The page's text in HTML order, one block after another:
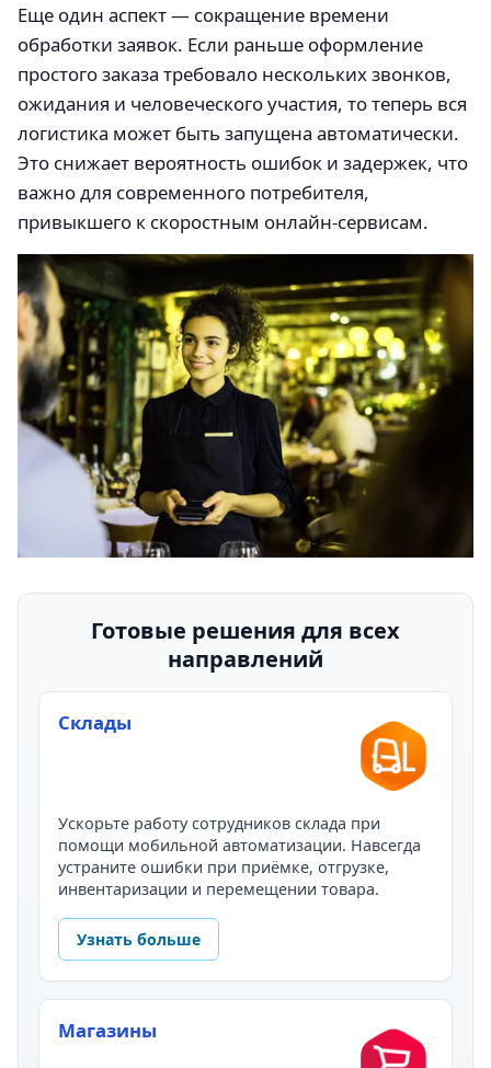
Еще один аспект — сокращение времени
обработки заявок. Если раньше оформление
простого заказа требовало нескольких звонков,
ожидания и человеческого участия, то теперь вся
логистика может быть запущена автоматически.
Это снижает вероятность ошибок и задержек, что
важно для современного потребителя,
привыкшего к скоростным онлайн-сервисам.
Готовые решения для всех
направлений
Склады
Ускорьте работу сотрудников склада при
помощи мобильной автоматизации. Навсегда
устраните ошибки при приёмке, отгрузке,
инвентаризации и перемещении товара.
Узнать больше
Магазины